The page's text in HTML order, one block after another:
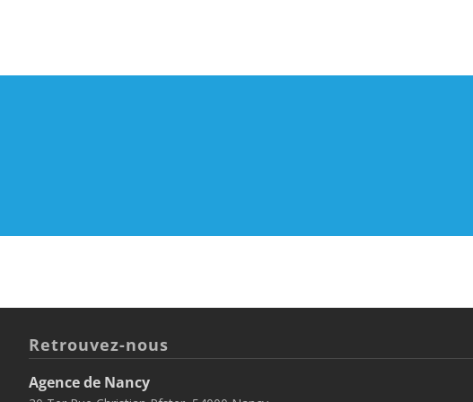
Retrouvez-nous
Agence de Nancy